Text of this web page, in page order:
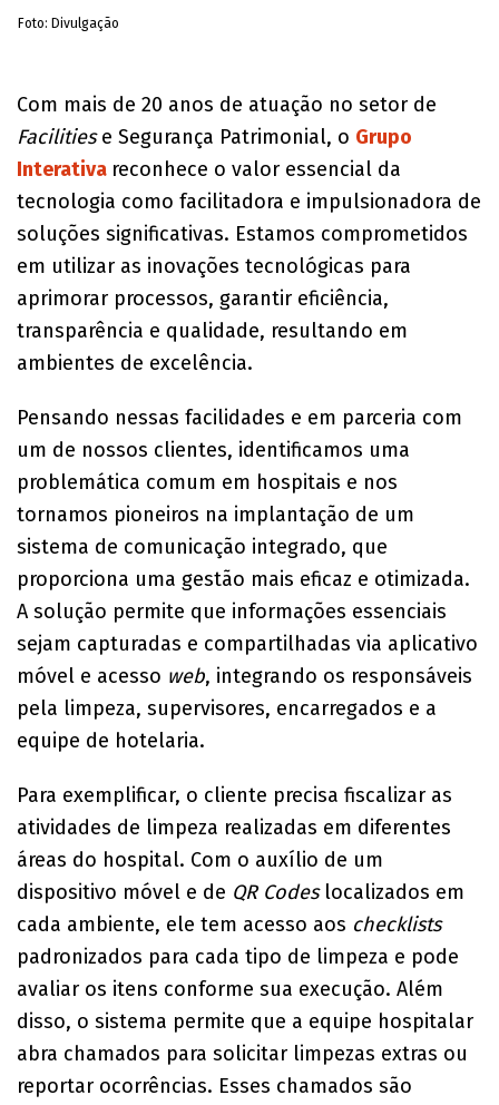
Foto: Divulgação
Com mais de 20 anos de atuação no setor de
Facilitiese Segurança Patrimonial, o Grupo
Interativa reconhece o valor essencial da
tecnologia como facilitadora e impulsionadora de
soluções significativas. Estamos comprometidos
em utilizar as inovações tecnológicas para
aprimorar processos, garantir eficiência,
transparência e qualidade, resultando em
ambientes de excelência.
Pensando nessas facilidades e em parceria com
um de nossos clientes, identificamos uma
problemática comum em hospitais e nos
tornamos pioneiros na implantação de um
sistema de comunicação integrado, que
proporciona uma gestão mais eficaz e otimizada.
A solução permite que informações essenciais
sejam capturadas e compartilhadas via aplicativo
móvel e acesso web, integrando os responsáveis
pela limpeza, supervisores, encarregados e a
equipe de hotelaria.
Para exemplificar, o cliente precisa fiscalizar as
atividades de limpeza realizadas em diferentes
áreas do hospital. Com o auxílio de um
dispositivo móvel e de QR Codeslocalizados em
cada ambiente, ele tem acesso aos checklists
padronizados para cada tipo de limpeza e pode
avaliar os itens conforme sua execução. Além
disso, o sistema permite que a equipe hospitalar
abra chamados para solicitar limpezas extras ou
reportar ocorrências. Esses chamados são